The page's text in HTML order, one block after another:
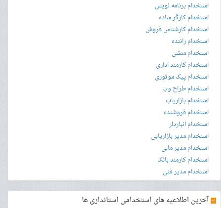
استخدام برنامه نویس
استخدام کارگر ساده
استخدام کارشناس فروش
استخدام راننده
استخدام منشی
استخدام کارمند اداری
استخدام پیک موتوری
استخدام طراح وب
استخدام بازاریاب
استخدام فروشنده
استخدام انباردار
استخدام مدیر بازاریابی
استخدام مدیر مالی
استخدام کارمند بانک
استخدام مدیر فنی
»آخرین اطلاعیه های استخدامی استانداری ها